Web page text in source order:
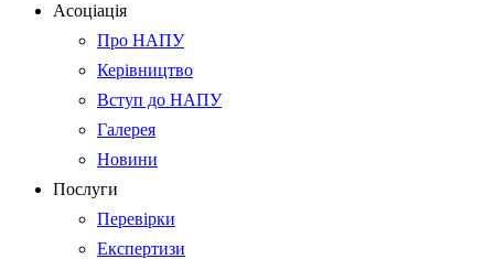
Асоціація
Про НАПУ
Керівництво
Вступ до НАПУ
Галерея
Новини
Послуги
Перевірки
Експертизи